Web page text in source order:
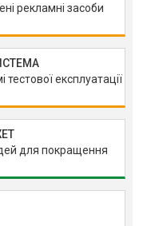
рекламні засоби
експлуатації
для покращення